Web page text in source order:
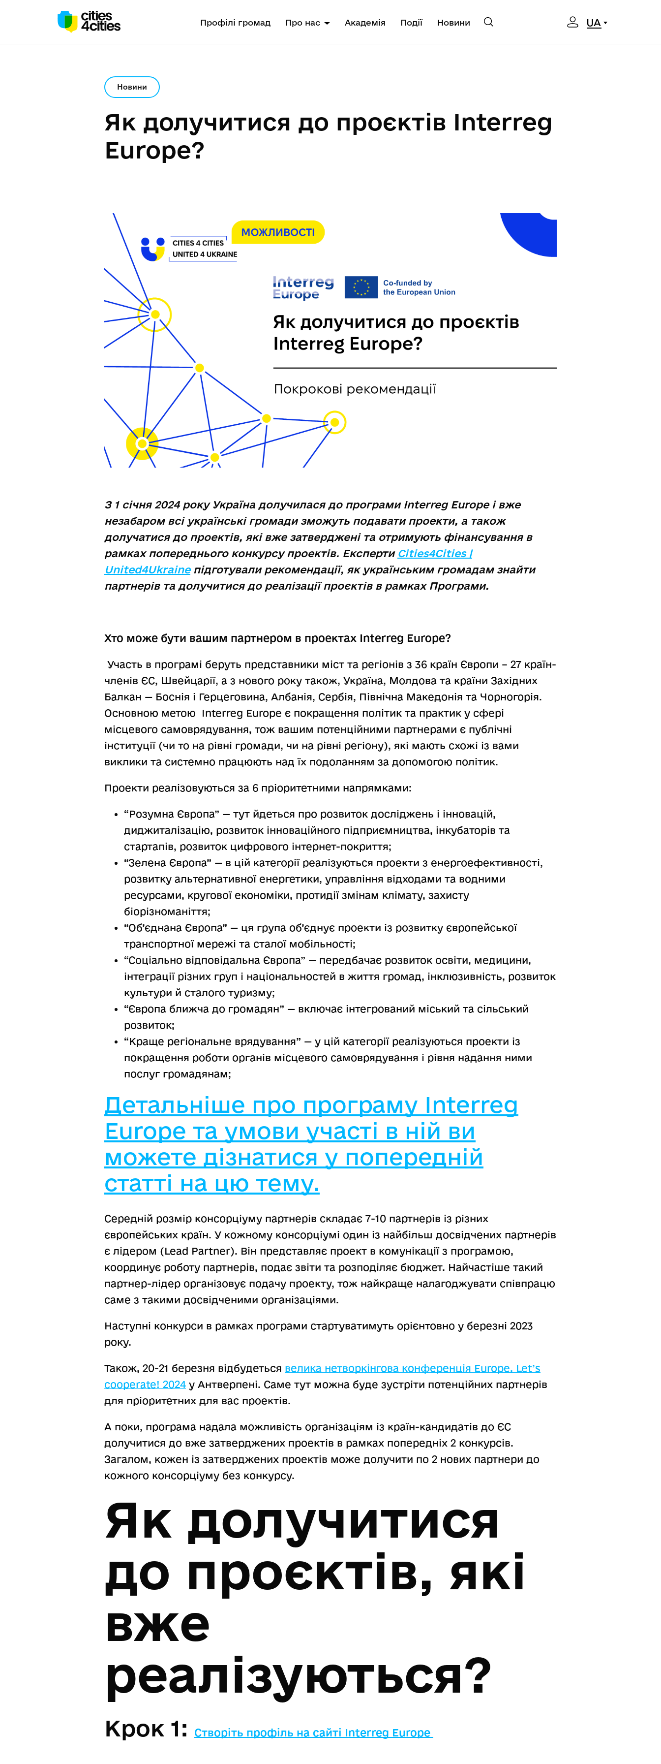
Профілі громад Про нас Академія Події Новини UA
Новини
Як долучитися до проєктів Interreg
Europe?
З 1 січня 2024 року Україна долучилася до програми Interreg Europe і вже
незабаром всі українські громади зможуть подавати проекти, а також
долучатися до проектів, які вже затверджені та отримують фінансування в
рамках попереднього конкурсу проектів. Експерти Cities4Cities |
United4Ukraineпідготували рекомендації, як українським громадам знайти
партнерів та долучитися до реалізації проєктів в рамках Програми.
Хто може бути вашим партнером в проектах Interreg Europe?
Участь в програмі беруть представники міст та регіонів з 36 країн Європи – 27 країн-
членів ЄС, Швейцарії, а з нового року також, Україна, Молдова та країни Західних
Балкан — Боснія і Герцеговина, Албанія, Сербія, Північна Македонія та Чорногорія.
Основною метою Interreg Europe є покращення політик та практик у сфері
місцевого самоврядування, тож вашим потенційними партнерами є публічні
інституції (чи то на рівні громади, чи на рівні регіону), які мають схожі із вами
виклики та системно працюють над їх подоланням за допомогою політик.
Проекти реалізовуються за 6 пріоритетними напрямками:
“Розумна Європа” — тут йдеться про розвиток досліджень і інновацій,
диджиталізацію, розвиток інноваційного підприємництва, інкубаторів та
стартапів, розвиток цифрового інтернет-покриття;
“Зелена Європа” — в цій категорії реалізуються проекти з енергоефективності,
розвитку альтернативної енергетики, управління відходами та водними
ресурсами, кругової економіки, протидії змінам клімату, захисту
біорізноманіття;
“Об’єднана Європа” — ця група об’єднує проекти із розвитку європейської
транспортної мережі та сталої мобільності;
“Соціально відповідальна Європа” — передбачає розвиток освіти, медицини,
інтеграції різних груп і національностей в життя громад, інклюзивність, розвиток
культури й сталого туризму;
“Європа ближча до громадян” — включає інтегрований міський та сільський
розвиток;
“Краще регіональне врядування” — у цій категорії реалізуються проекти із
покращення роботи органів місцевого самоврядування і рівня надання ними
послуг громадянам;
Детальніше про програму Interreg
Europe та умови участі в ній ви
можете дізнатися у попередній
статті на цю тему.
Середній розмір консорціуму партнерів складає 7-10 партнерів із різних
європейських країн. У кожному консорціумі один із найбільш досвідчених партнерів
є лідером (Lead Partner). Він представляє проект в комунікації з програмою,
координує роботу партнерів, подає звіти та розподіляє бюджет. Найчастіше такий
партнер-лідер організовує подачу проекту, тож найкраще налагоджувати співпрацю
саме з такими досвідченими організаціями.
Наступні конкурси в рамках програми стартуватимуть орієнтовно у березні 2023
року.
Також, 20-21 березня відбудеться велика нетворкінгова конференція Europe, Let’s
cooperate! 2024 у Антверпені. Саме тут можна буде зустріти потенційних партнерів
для пріоритетних для вас проектів.
А поки, програма надала можливість організаціям із країн-кандидатів до ЄС
долучитися до вже затверджених проектів в рамках попередніх 2 конкурсів.
Загалом, кожен із затверджених проектів може долучити по 2 нових партнери до
кожного консорціуму без конкурсу.
Як долучитися
до проєктів, які
вже
реалізуються?
Крок 1: Створіть профіль на сайті Interreg Europe